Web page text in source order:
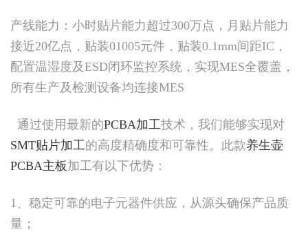
产线能力：小时贴片能力超过300万点，月贴片能力
接近20亿点，贴装01005元件，贴装0.1mm间距IC，
配置温湿度及ESD闭环监控系统，实现MES全覆盖，
所有生产及检测设备均连接MES
通过使用最新的PCBA加工技术，我们能够实现对
SMT贴片加工的高度精确度和可靠性。此款养生壶
PCBA主板加工有以下优势：
1、稳定可靠的电子元器件供应，从源头确保产品质
量；